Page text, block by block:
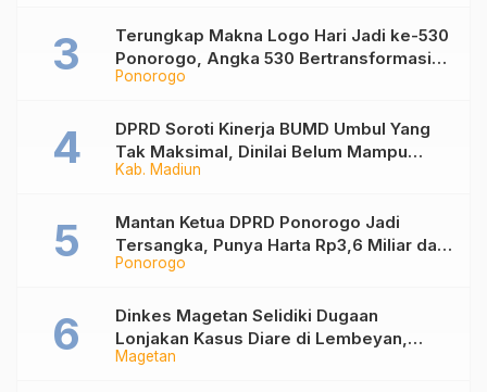
Ponorogo
Terungkap Makna Logo Hari Jadi ke-530
Ponorogo, Angka 530 Bertransformasi
Jadi Sekar Kinanthi
Kab. Madiun
DPRD Soroti Kinerja BUMD Umbul Yang
Tak Maksimal, Dinilai Belum Mampu
Hasilkan PAD
Ponorogo
Mantan Ketua DPRD Ponorogo Jadi
Tersangka, Punya Harta Rp3,6 Miliar dan
Utang Rp1,4 Miliar
Magetan
Dinkes Magetan Selidiki Dugaan
Lonjakan Kasus Diare di Lembeyan,
Lakukan Penyelidikan Epidemiologi